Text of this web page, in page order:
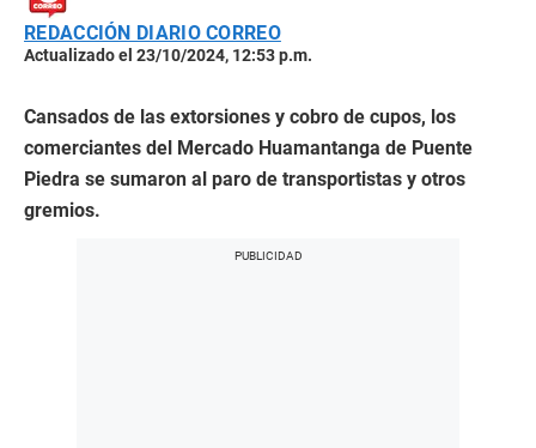
REDACCIÓN DIARIO CORREO
Actualizado el 23/10/2024, 12:53 p.m.
Cansados de las extorsiones y cobro de cupos, los
comerciantes del Mercado Huamantanga de Puente
Piedra se sumaron al paro de transportistas y otros
gremios.